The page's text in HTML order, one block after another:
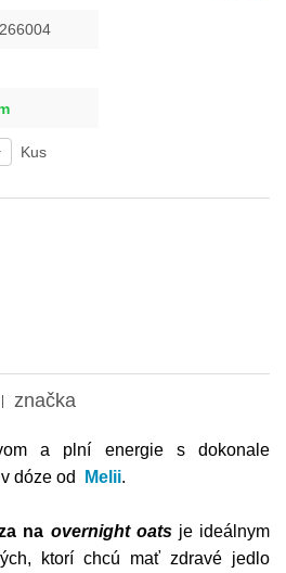
Kus
značka
a plní energie s dokonale
dóze od
Melii.
na overnight oats je ideálnym
ktorí chcú mať zdravé jedlo